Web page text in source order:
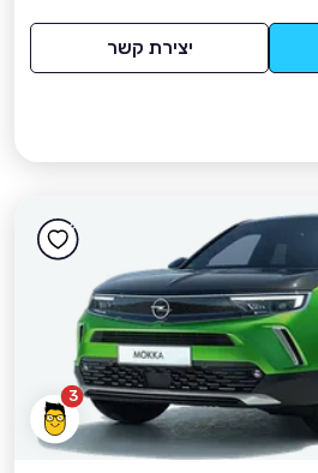
יצירת קשר
3